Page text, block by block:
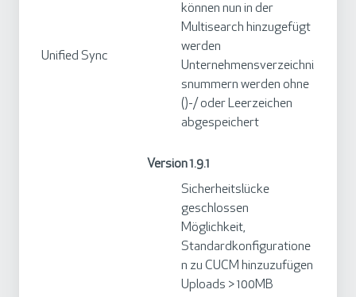
Unified Sync
können nun in der
Multisearch hinzugefügt
werden
Unternehmensverzeichni
snummern werden ohne
()-/ oder Leerzeichen
abgespeichert
Version 1.9.1
Sicherheitslücke
geschlossen
Möglichkeit,
Standardkonfiguratione
n zu CUCM hinzuzufügen
Uploads > 100MB